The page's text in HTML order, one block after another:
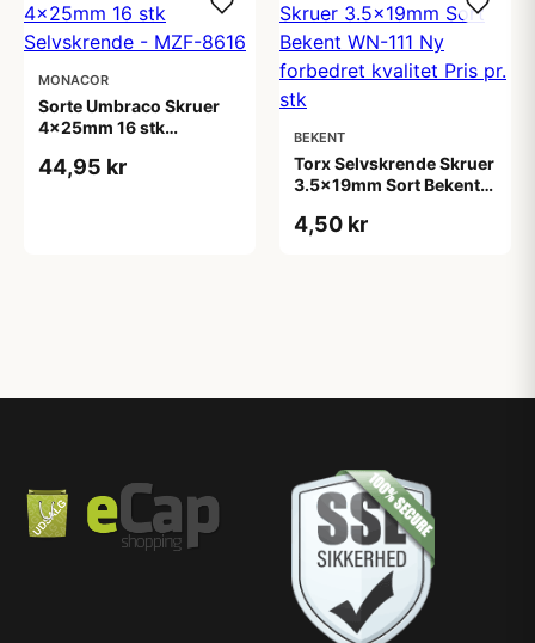
MONACOR
Sorte Umbraco Skruer
4x25mm 16 stk
44,95 kr
BEKENT
Torx Selvskrende Skruer
3.5x19mm Sort Bekent
kvalitet Pris pr. stk
4,50 kr